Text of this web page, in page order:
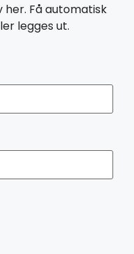
Få automatisk
legges ut.